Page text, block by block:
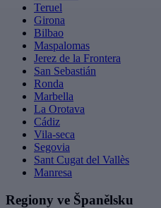
Teruel
Girona
Bilbao
Maspalomas
Jerez de la Frontera
San Sebastián
Ronda
Marbella
La Orotava
Cádiz
Vila-seca
Segovia
Sant Cugat del Vallès
Manresa
Regiony ve Španělsku